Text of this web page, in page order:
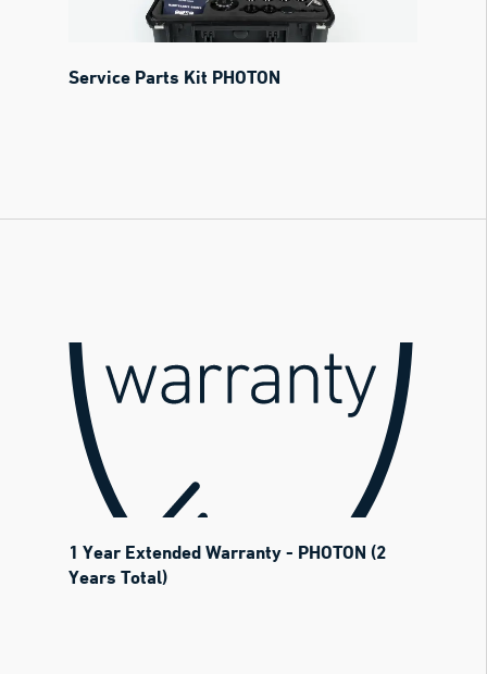
Service Parts Kit PHOTON
1 Year Extended Warranty - PHOTON (2
Years Total)